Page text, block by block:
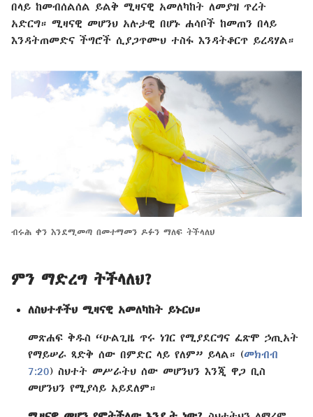
በላይ ከመብሰልሰል ይልቅ ሚዛናዊ አመለካከት ለመያዝ ጥረት
አድርግ። ሚዛናዊ መሆንህ አሉታዊ በሆኑ ሐሳቦች ከመጠን በላይ
እንዳትጠመድና ችግሮች ሲያጋጥሙህ ተስፋ እንዳትቆርጥ ይረዳሃል።
ብሩሕ ቀን እንደሚመጣ በመተማመን ዶፉን ማለፍ ትችላለህ
ምን ማድረግ ትችላለህ?
ለስህተቶችህ ሚዛናዊ አመለካከት ይኑርህ።
መጽሐፍ ቅዱስ “ሁልጊዜ ጥሩ ነገር የሚያደርግና ፈጽሞ ኃጢአት
የማይሠራ ጻድቅ ሰው በምድር ላይ የለም” ይላል። (መክብብ
7:20) ስህተት መሥራትህ ሰው መሆንህን እንጂ ዋጋ ቢስ
መሆንህን የሚያሳይ አይደለም።